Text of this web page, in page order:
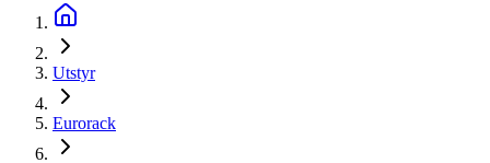
Utstyr
Eurorack